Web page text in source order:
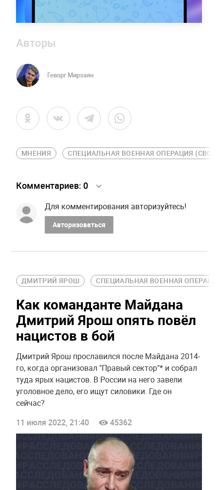
Авторы
Геворг Мирзаян
МНЕНИЯ СПЕЦИАЛЬНАЯ ВОЕННАЯ ОПЕРАЦИЯ (СВО)
Комментариев: 0
Для комментирования авторизуйтесь!
Авторизоваться
ДМИТРИЙ ЯРОШ СПЕЦИАЛЬНАЯ ВОЕННАЯ
Как команданте Майдана
Дмитрий Ярош опять повёл
нацистов в бой
Дмитрий Ярош прославился после Майдана 2014-
го, когда организовал "Правый сектор"* и собрал
туда ярых нацистов. В России на него завели
уголовное дело, его ищут силовики. Где он
сейчас?
11 июля 2022, 21:40
45362